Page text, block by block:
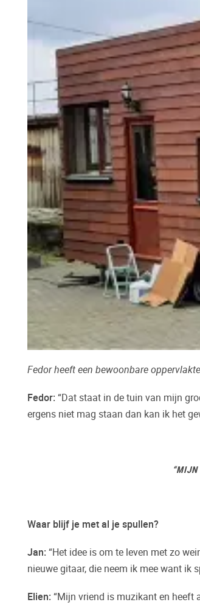
Fedor heeft een bewoonbare
Fedor: “Dat staat in de tuin van mijn
ergens niet mag staan dan kan ik het
“MIJN
Waar blijf je met al je spullen?
Jan: “Het idee is om te leven met zo
nieuwe gitaar, die neem ik mee want ik
Elien: “Mijn vriend is muzikant en heeft